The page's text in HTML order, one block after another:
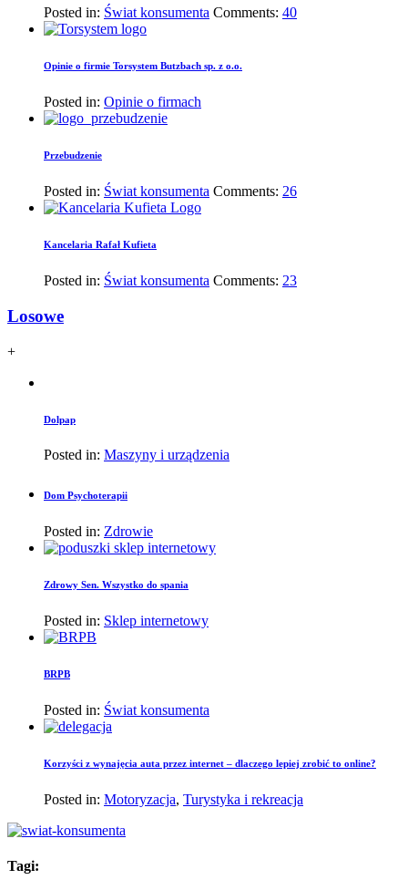
Posted in: Świat konsumenta Comments: 40
Opinie o firmie Torsystem Butzbach sp. z o.o.
Posted in: Opinie o firmach
Przebudzenie
Posted in: Świat konsumenta Comments: 26
Kancelaria Rafał Kufieta
Posted in: Świat konsumenta Comments: 23
Losowe
+
Dolpap
Posted in: Maszyny i urządzenia
Dom Psychoterapii
Posted in: Zdrowie
Zdrowy Sen. Wszystko do spania
Posted in: Sklep internetowy
BRPB
Posted in: Świat konsumenta
Korzyści z wynajęcia auta przez internet – dlaczego lepiej zrobić to online?
Posted in: Motoryzacja, Turystyka i rekreacja
Tagi: